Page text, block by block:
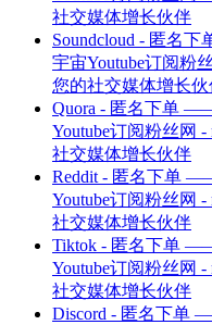
社交媒体增长伙伴
Soundcloud - 匿名
宇宙Youtube订阅粉
您的社交媒体增长伙
Quora - 匿名下单
Youtube订阅粉丝网
社交媒体增长伙伴
Reddit - 匿名下单
Youtube订阅粉丝网
社交媒体增长伙伴
Tiktok - 匿名下单
Youtube订阅粉丝网
社交媒体增长伙伴
Discord - 匿名下单